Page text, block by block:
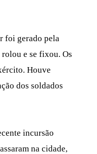
foi gerado pela
e se fixou. Os
Houve
dos soldados
incursão
na cidade,